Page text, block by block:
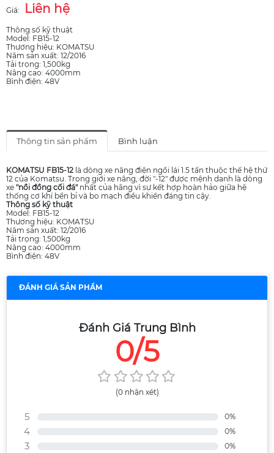
Giá:
Liên hệ
Thông số kỹ thuật
Model: FB15-12
Thương hiệu: KOMATSU
Năm sản xuất: 12/2016
Tải trọng: 1,500kg
Nâng cao: 4000mm
Bình điện: 48V
Thông tin sản phẩm Bình luận
KOMATSU FB15-12 là dòng xe nâng điện ngồi lái 1.5 tấn thuộc thế hệ thứ
12 của Komatsu. Trong giới xe nâng, đời "-12" được mệnh danh là dòng
xe "nồi đồng cối đá"nhất của hãng vì sự kết hợp hoàn hảo giữa hệ
thống cơ khí bền bỉ và bo mạch điều khiển đáng tin cậy.
Thông số kỹ thuật
Model: FB15-12
Thương hiệu: KOMATSU
Năm sản xuất: 12/2016
Tải trọng: 1,500kg
Nâng cao: 4000mm
Bình điện: 48V
ĐÁNH GIÁ SẢN PHẨM
Đánh Giá Trung Bình
0/5
(0 nhận xét)
5 0%
4 0%
3 0%